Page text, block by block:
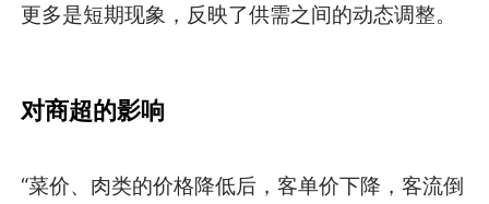
更多是短期现象，反映了供需之间的动态调整。
对商超的影响
“菜价、肉类的价格降低后，客单价下降，客流倒